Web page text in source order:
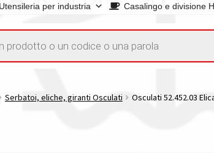
Utensileria per industria
Casalingo e divisione
Chi siamoCondizioni generaliConfronta
italiaTutte le categorie dei prodottiWishlist
Serbatoi, eliche, giranti Osculati Osculati 52.452.03